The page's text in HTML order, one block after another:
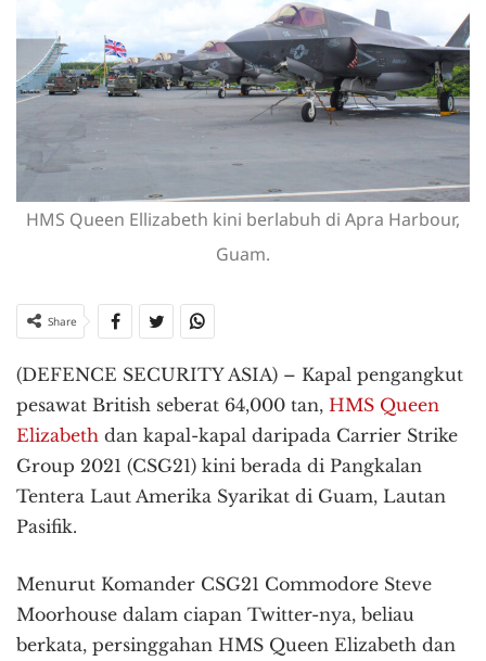
HMS Queen Ellizabeth kini berlabuh di Apra Harbour,
Guam.
Share
(DEFENCE SECURITY ASIA) – Kapal pengangkut
pesawat British seberat 64,000 tan, HMS Queen
Elizabeth dan kapal-kapal daripada Carrier Strike
Group 2021 (CSG21) kini berada di Pangkalan
Tentera Laut Amerika Syarikat di Guam, Lautan
Pasifik.
Menurut Komander CSG21 Commodore Steve
Moorhouse dalam ciapan Twitter-nya, beliau
berkata, persinggahan HMS Queen Elizabeth dan